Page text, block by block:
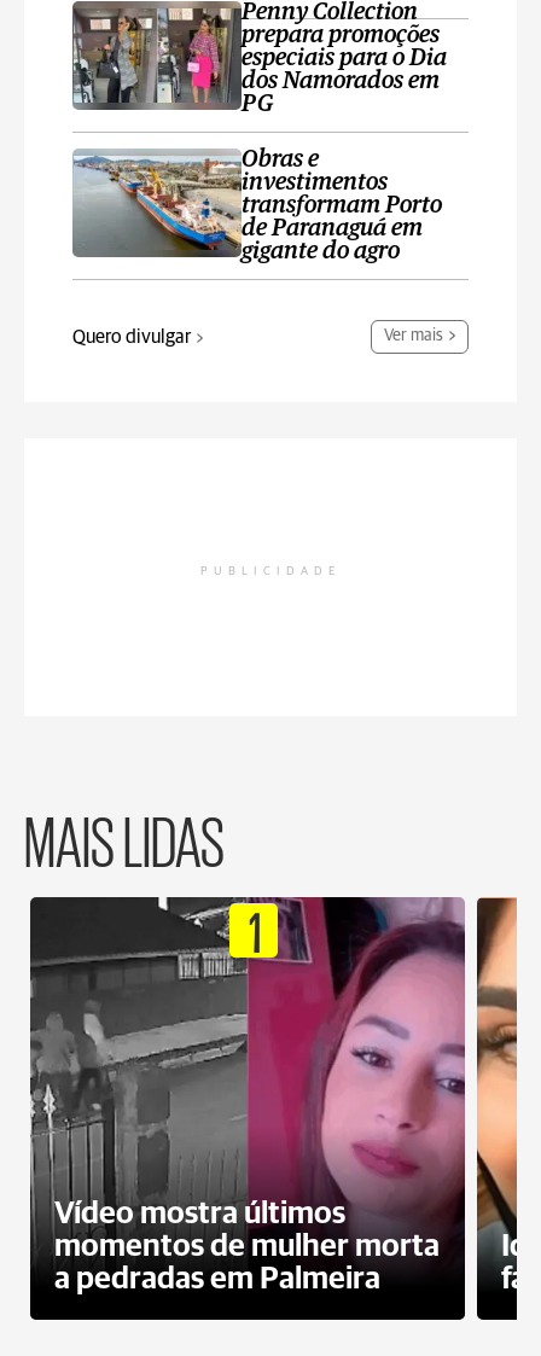
Penny Collection
prepara promoções
especiais para o Dia
dos Namorados em
PG
Obras e
investimentos
transformam Porto
de Paranaguá em
gigante do agro
Quero divulgar Ver mais
PUBLICIDADE
MAIS LIDAS
1
Vídeo mostra últimos
momentos de mulher morta
a pedradas em Palmeira